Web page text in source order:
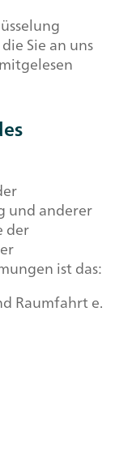
Sie an uns
und anderer
der
ist das:
Raumfahrt e.